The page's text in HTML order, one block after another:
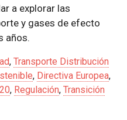
a explorar las
y gases de efecto
años.
, Transporte Distribución
, Directiva Europea,
, Regulación, Transición